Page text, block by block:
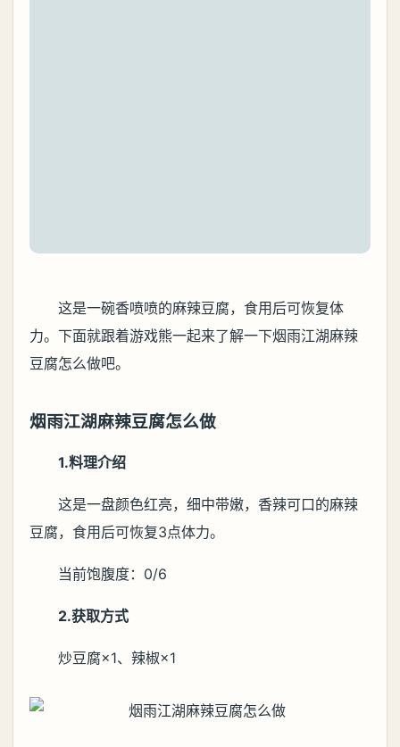
这是一碗香喷喷的麻辣豆腐，食用后可恢复体
力。下面就跟着游戏熊一起来了解一下烟雨江湖麻辣
豆腐怎么做吧。
烟雨江湖麻辣豆腐怎么做
1.料理介绍
这是一盘颜色红亮，细中带嫩，香辣可口的麻辣
豆腐，食用后可恢复3点体力。
当前饱腹度：0/6
2.获取方式
炒豆腐×1、辣椒×1